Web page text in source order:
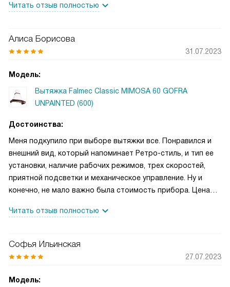
качественно очищать воздух. Эта отлично справляется со
наше пребывание на кухне комфортным. Вытяжка легко
машину. Кассета отлично отмывается, становится как
часто протирать корпус от пыли. На этом обслуживание
вытяжки заканчивается. Хочется отметить простое
механическое управление при помощи всем знакомым
выполняет свою работу.
Читать отзыв полностью
Алиса Борисова
31.07.2023
Модель:
Вытяжка Falmec Classic MIMOSA 60 GOFRA
UNPAINTED (600)
Достоинства:
Меня подкупило при выборе вытяжки все. Понравился и
внешний вид, который напоминает Ретро-стиль, и тип ее
установки, наличие рабочих режимов, трех скоростей,
приятной подсветки и механическое управление. Ну и
конечно, не мало важно была стоимость прибора. Цена
прибора — она подсвечивает не только зону варочной
видно все даже если не включать основной свет. Уровень
другую модель, которая стоила дороже. Но в итоге
Читать отзыв полностью
Софья Ильинская
27.07.2023
Модель: